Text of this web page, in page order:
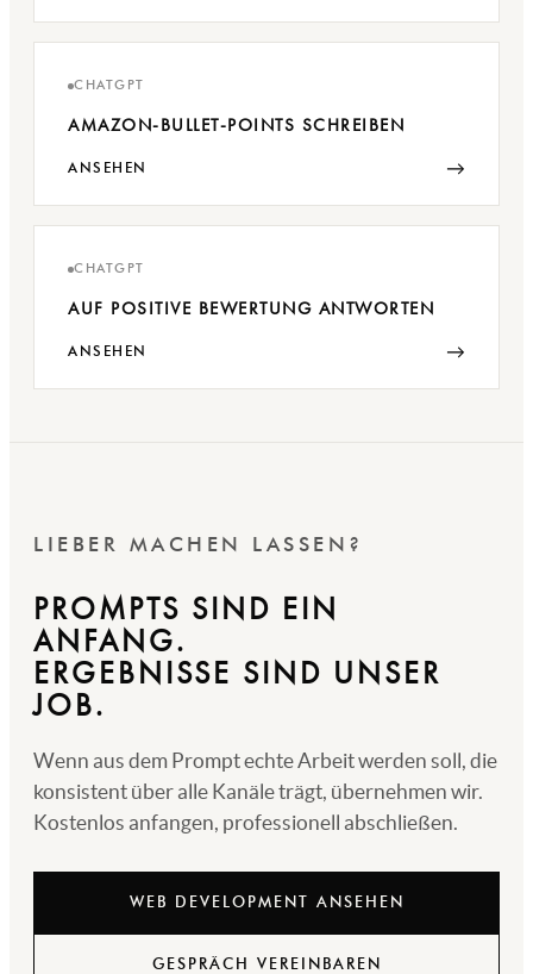
CHATGPT
AMAZON-BULLET-POINTS SCHREIBEN
ANSEHEN →
CHATGPT
AUF POSITIVE BEWERTUNG ANTWORTEN
ANSEHEN →
LIEBER MACHEN LASSEN?
PROMPTS SIND EIN
ANFANG.
ERGEBNISSE SIND UNSER
JOB.
Wenn aus dem Prompt echte Arbeit werden soll, die
konsistent über alle Kanäle trägt, übernehmen wir.
Kostenlos anfangen, professionell abschließen.
WEB DEVELOPMENT ANSEHEN
GESPRÄCH VEREINBAREN